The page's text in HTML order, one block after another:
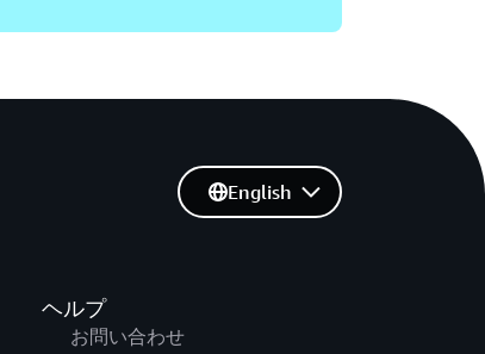
ヘルプ
お問い合わせ
English